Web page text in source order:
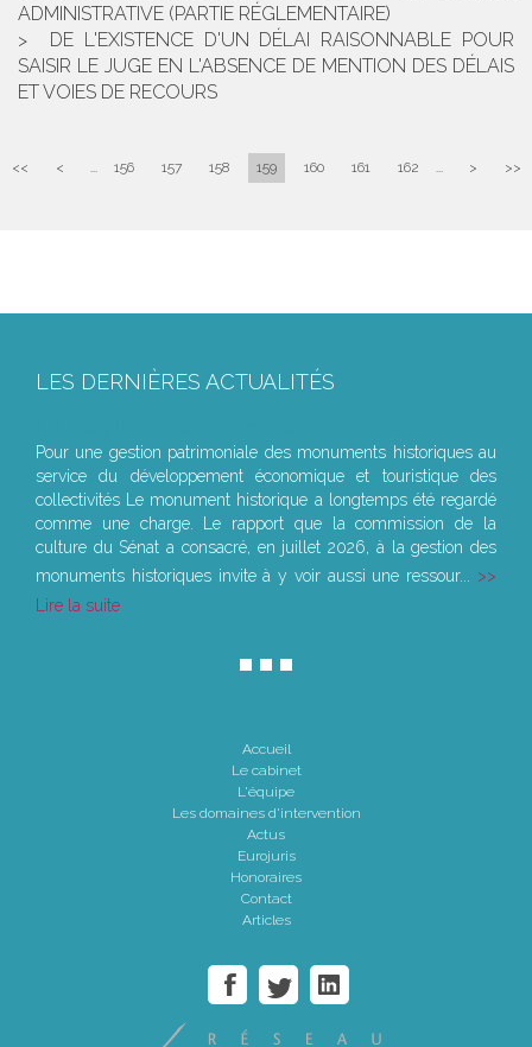
ADMINISTRATIVE (PARTIE RÉGLEMENTAIRE)
DE L'EXISTENCE D'UN DÉLAI RAISONNABLE POUR
SAISIR LE JUGE EN L'ABSENCE DE MENTION DES DÉLAIS
ET VOIES DE RECOURS
<< < ... 156 157 158 159 160 161 162 ... > >>
LES DERNIÈRES ACTUALITÉS
Pour une gestion patrimoniale des monuments historiques au
service du développement économique et touristique des
collectivités Le monument historique a longtemps été regardé
comme une charge. Le rapport que la commission de la
culture du Sénat a consacré, en juillet 2026, à la gestion des
monuments historiques invite à y voir aussi une ressour...
Lire la suite
Accueil
Le cabinet
L'équipe
Les domaines d'intervention
Actus
Eurojuris
Honoraires
Contact
Articles